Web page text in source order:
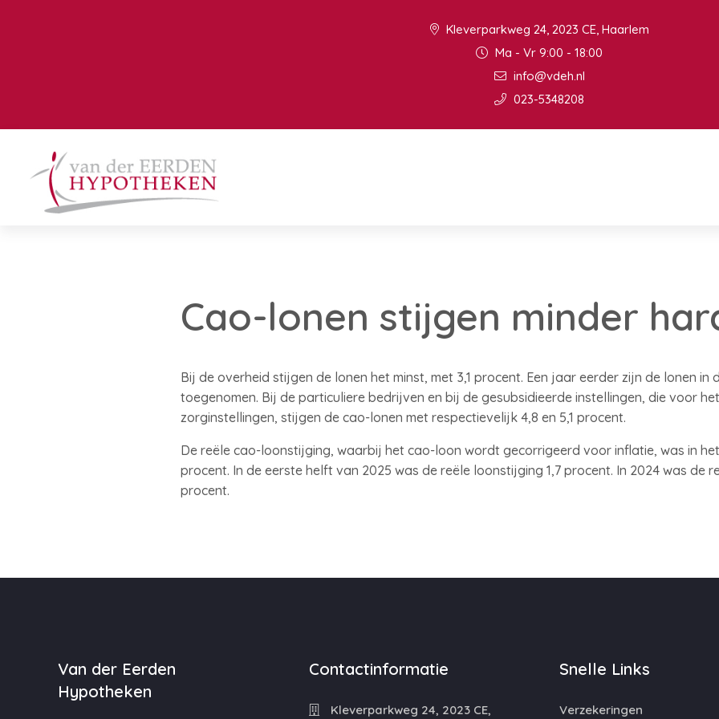
Kleverparkweg 24, 2023 CE, Haarlem
Ma - Vr 9:00 - 18:00
info@vdeh.nl
023-5348208
Cao-lonen stijgen minder
Bij de overheid stijgen de lonen het minst, met 3,1 procent. Een jaar eerder zijn de lonen in
toegenomen. Bij de particuliere bedrijven en bij de gesubsidieerde instellingen, die voor
zorginstellingen, stijgen de cao-lonen met respectievelijk 4,8 en 5,1 procent.
De reële cao-loonstijging, waarbij het cao-loon wordt gecorrigeerd voor inflatie, was in
procent. In de eerste helft van 2025 was de reële loonstijging 1,7 procent. In 2024 was de
procent.
Van der Eerden
Hypotheken
Contactinformatie
Kleverparkweg 24, 2023 CE,
Snelle Links
Verzekeringen